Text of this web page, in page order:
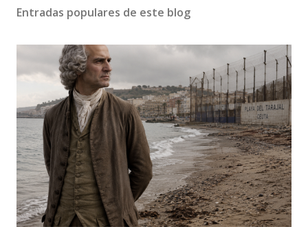
b
n
c
o
m
e
n
t
a
Entradas populares de este blog